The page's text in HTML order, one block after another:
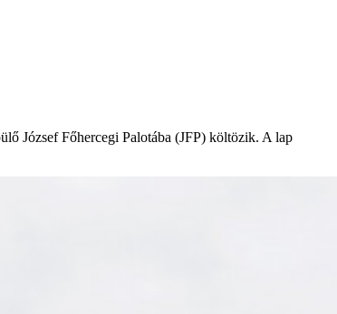
József Főhercegi Palotába (JFP) költözik. A lap